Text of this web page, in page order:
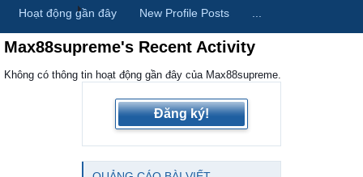
Trang chủ Thành viên
Max88supreme's Recent Activity
Không có thông tin hoạt động gần đây của Max88supreme.
Đăng ký!
Hoạt động gần đây New Profile Posts